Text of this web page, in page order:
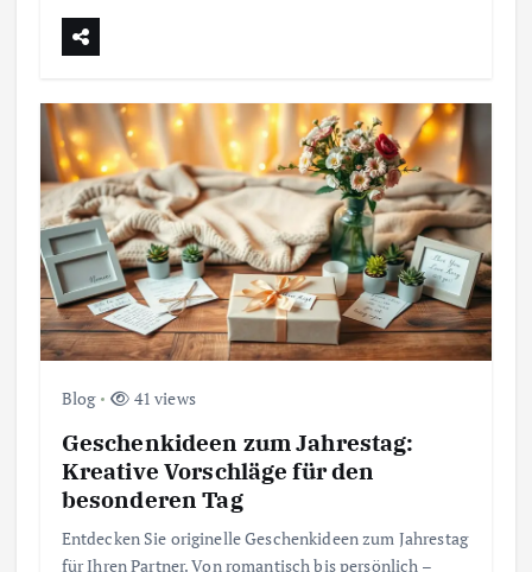
Blog 41 views
Geschenkideen zum Jahrestag:
Kreative Vorschläge für den
besonderen Tag
Entdecken Sie originelle Geschenkideen zum Jahrestag
für Ihren Partner. Von romantisch bis persönlich –